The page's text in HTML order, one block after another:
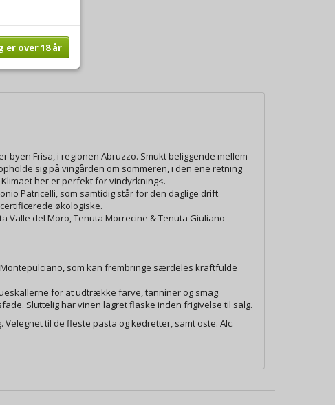
Frisa, i regionen Abruzzo. Smukt beliggende mellem
sig på vingården om sommeren, i den ene retning
her er perfekt for vindyrkning<.
Patricelli, som samtidig står for den daglige drift.
økologiske.
Valle del Moro, Tenuta Morrecine & Tenuta Giuliano
som kan frembringe særdeles kraftfulde
for at udtrække farve, tanniner og smag.
Sluttelig har vinen lagret flaske inden frigivelse til salg.
til de fleste pasta og kødretter, samt oste. Alc.
er over 18 år